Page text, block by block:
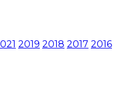
2019 2018 2017 2016